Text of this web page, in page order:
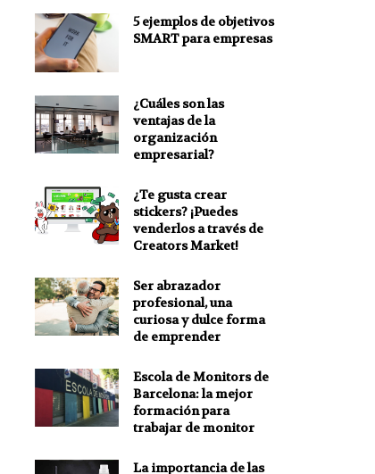
5 ejemplos de objetivos
SMART para empresas
¿Cuáles son las
ventajas de la
organización
empresarial?
¿Te gusta crear
stickers? ¡Puedes
venderlos a través de
Creators Market!
Ser abrazador
profesional, una
curiosa y dulce forma
de emprender
Escola de Monitors de
Barcelona: la mejor
formación para
trabajar de monitor
La importancia de las